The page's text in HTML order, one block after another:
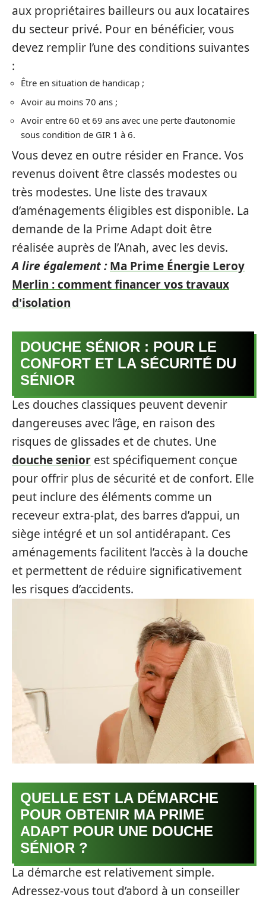
aux propriétaires bailleurs ou aux locataires
du secteur privé. Pour en bénéficier, vous
devez remplir l’une des conditions suivantes
:
Être en situation de handicap ;
Avoir au moins 70 ans ;
Avoir entre 60 et 69 ans avec une perte d’autonomie
sous condition de GIR 1 à 6.
Vous devez en outre résider en France. Vos
revenus doivent être classés modestes ou
très modestes. Une liste des travaux
d’aménagements éligibles est disponible. La
demande de la Prime Adapt doit être
réalisée auprès de l’Anah, avec les devis.
A lire également : Ma Prime Énergie Leroy
Merlin : comment financer vos travaux
d'isolation
DOUCHE SÉNIOR : POUR LE
CONFORT ET LA SÉCURITÉ DU
SÉNIOR
Les douches classiques peuvent devenir
dangereuses avec l’âge, en raison des
risques de glissades et de chutes. Une
douche senior est spécifiquement conçue
pour offrir plus de sécurité et de confort. Elle
peut inclure des éléments comme un
receveur extra-plat, des barres d’appui, un
siège intégré et un sol antidérapant. Ces
aménagements facilitent l’accès à la douche
et permettent de réduire significativement
les risques d’accidents.
QUELLE EST LA DÉMARCHE
POUR OBTENIR MA PRIME
ADAPT POUR UNE DOUCHE
SÉNIOR ?
La démarche est relativement simple.
Adressez-vous tout d’abord à un conseiller